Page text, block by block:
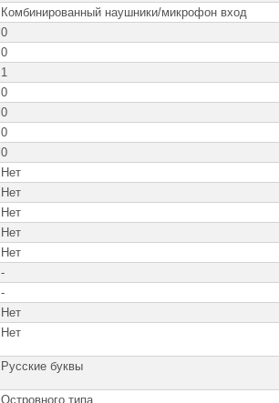
Комбинированный наушники/микрофон вход
0
0
1
0
0
0
0
Нет
Нет
Нет
Нет
Нет
-
-
Нет
Нет
Русские буквы
Островного типа